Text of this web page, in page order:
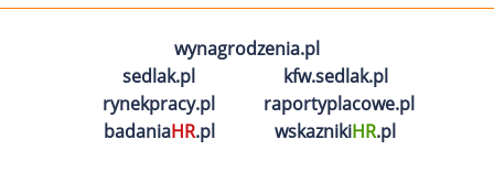
wynagrodzenia.pl
sedlak.pl
kfw.sedlak.pl
rynekpracy.pl
raportyplacowe.pl
badaniaHR.pl wskaznikiHR.pl